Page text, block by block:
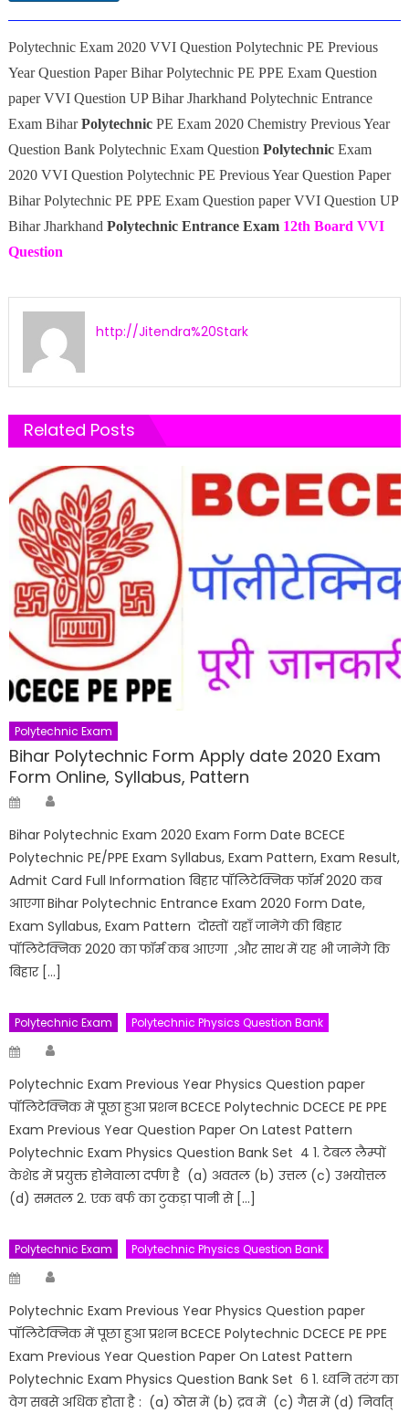
Polytechnic Exam 2020 VVI Question Polytechnic PE Previous
Year Question Paper Bihar Polytechnic PE PPE Exam Question
paper VVI Question UP Bihar Jharkhand Polytechnic Entrance
Exam BiharPolytechnicPE Exam 2020 Chemistry Previous Year
Question Bank Polytechnic Exam Question PolytechnicExam
2020 VVI Question Polytechnic PE Previous Year Question Paper
Bihar Polytechnic PE PPE Exam Question paper VVI Question UP
Bihar Jharkhand Polytechnic Entrance Exam 12th Board VVI
Question
http://Jitendra%20Stark
Related Posts
Polytechnic Exam
Bihar Polytechnic Form Apply date 2020 Exam
Form Online, Syllabus, Pattern
Posted
Bihar Polytechnic Exam 2020 Exam Form Date BCECE
Polytechnic PE/PPE Exam Syllabus, Exam Pattern, Exam Result,
Admit Card Full Information बिहार पॉलिटेक्निक फॉर्म 2020 कब
आएगा Bihar Polytechnic Entrance Exam 2020 Form Date,
Exam Syllabus, Exam Pattern दोस्तों यहाँ जानेंगे की बिहार
पॉलिटेक्निक 2020 का फॉर्म कब आएगा ,और साथ में यह भी जानेंगे कि
बिहार […]
Polytechnic Exam Polytechnic Physics Question Bank
Posted
Polytechnic Exam Previous Year Physics Question paper
पॉलिटेक्निक में पूछा हुआ प्रशन BCECE Polytechnic DCECE PE PPE
Exam Previous Year Question Paper On Latest Pattern
Polytechnic Exam Physics Question Bank Set 4 1. टेबल लैम्पों
केशेड में प्रयुक्त होनेवाला दर्पण है (a) अवतल (b) उत्तल (c) उभयोत्तल
(d) समतल 2. एक बर्फ का टुकड़ा पानी से […]
Polytechnic Exam Polytechnic Physics Question Bank
Posted
Polytechnic Exam Previous Year Physics Question paper
पॉलिटेक्निक में पूछा हुआ प्रशन BCECE Polytechnic DCECE PE PPE
Exam Previous Year Question Paper On Latest Pattern
Polytechnic Exam Physics Question Bank Set 6 1. ध्वनि तरंग का
वेग सबसे अधिक होता है : (a) ठोस में (b) द्रव में (c) गैस में (d) निर्वात्